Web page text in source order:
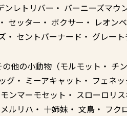
レトリバー・ バーニーズマウ
セッター・ ボクサー・ レオン
セントバーナード・ グレート
他の小動物（モルモット・ チ
グ・ ミーアキャット・ フェネ
ンマーモセット・ スローロリ
ルリハ・ 十姉妹・ 文鳥・ フ